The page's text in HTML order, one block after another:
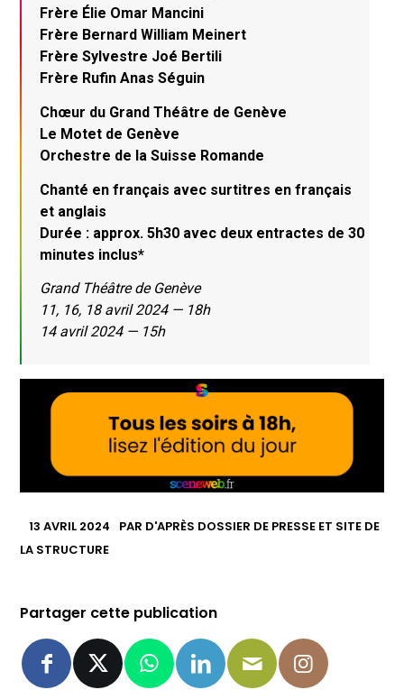
Frère Élie Omar Mancini
Frère Bernard William Meinert
Frère Sylvestre Joé Bertili
Frère Rufin Anas Séguin
Chœur du Grand Théâtre de Genève
Le Motet de Genève
Orchestre de la Suisse Romande
Chanté en français avec surtitres en français
et anglais
Durée : approx. 5h30 avec deux entractes de 30
minutes inclus*
Grand Théâtre de Genève
11, 16, 18 avril 2024 — 18h
14 avril 2024 — 15h
13 AVRIL 2024 PAR D'APRÈS DOSSIER DE PRESSE ET SITE DE
LA STRUCTURE
Partager cette publication